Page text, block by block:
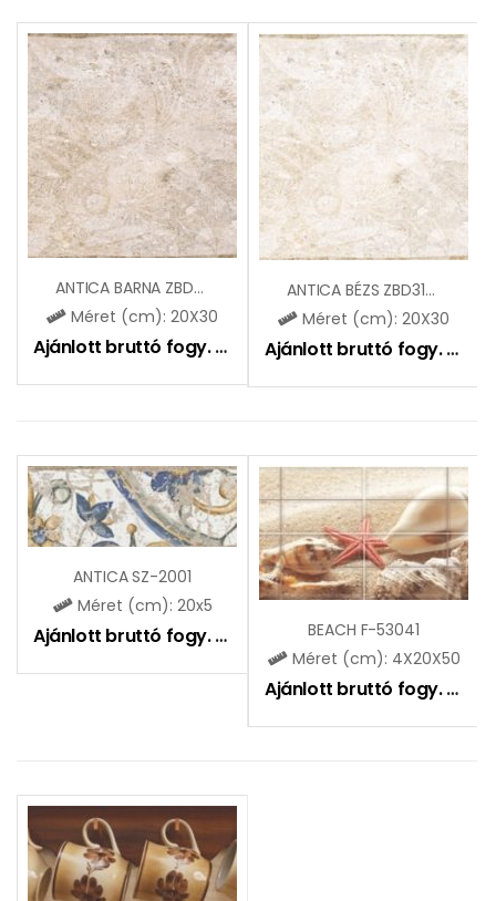
ANTICA BARNA ZBD31007
Méret (cm): 20X30
Ajánlott bruttó fogy. ár: 5195Ft
ANTICA BÉZS ZBD31006
Méret (cm): 20X30
Ajánlott bruttó fogy. ár:
ANTICA SZ-2001
Méret (cm): 20x5
Ajánlott bruttó fogy. ár:
BEACH F-53041
Méret (cm): 4X20X50
Ajánlott bruttó fogy. ár: